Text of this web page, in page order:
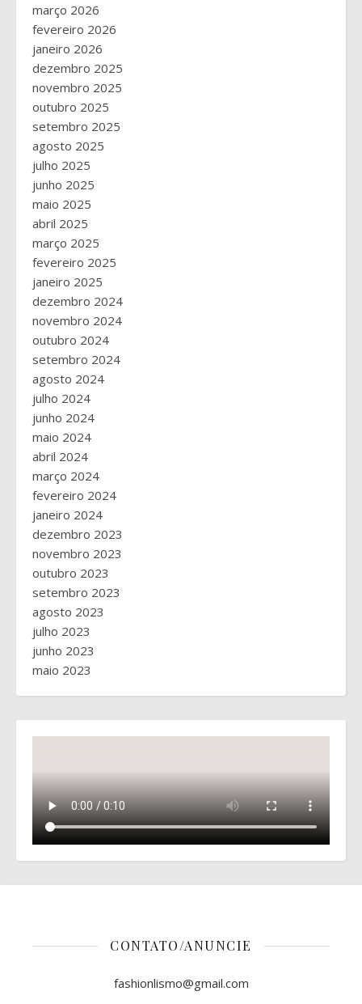
março 2026
fevereiro 2026
janeiro 2026
dezembro 2025
novembro 2025
outubro 2025
setembro 2025
agosto 2025
julho 2025
junho 2025
maio 2025
abril 2025
março 2025
fevereiro 2025
janeiro 2025
dezembro 2024
novembro 2024
outubro 2024
setembro 2024
agosto 2024
julho 2024
junho 2024
maio 2024
abril 2024
março 2024
fevereiro 2024
janeiro 2024
dezembro 2023
novembro 2023
outubro 2023
setembro 2023
agosto 2023
julho 2023
junho 2023
maio 2023
CONTATO/ANUNCIE
fashionlismo@gmail.com